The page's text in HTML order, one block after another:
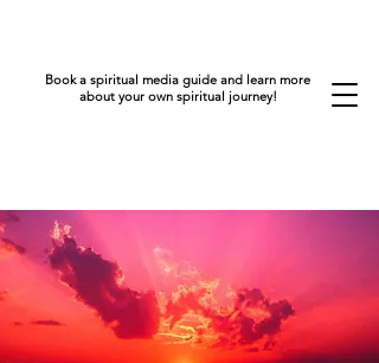
Book a spiritual media guide and learn more
about your own spiritual journey!